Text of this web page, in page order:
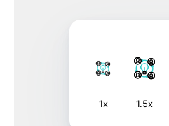
1x 1.5x